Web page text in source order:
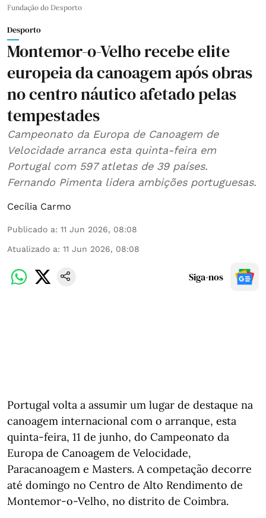
Fundação do Desporto
Desporto
Montemor-o-Velho recebe elite
europeia da canoagem após obras
no centro náutico afetado pelas
tempestades
Campeonato da Europa de Canoagem de
Velocidade arranca esta quinta-feira em
Portugal com 597 atletas de 39 países.
Fernando Pimenta lidera ambições portuguesas.
Cecília Carmo
Publicado a: 11 Jun 2026, 08:08
Atualizado a: 11 Jun 2026, 08:08
Siga-nos
Portugal volta a assumir um lugar de destaque na
canoagem internacional com o arranque, esta
quinta-feira, 11 de junho, do Campeonato da
Europa de Canoagem de Velocidade,
Paracanoagem e Masters. A competação decorre
até domingo no Centro de Alto Rendimento de
Montemor-o-Velho, no distrito de Coimbra.